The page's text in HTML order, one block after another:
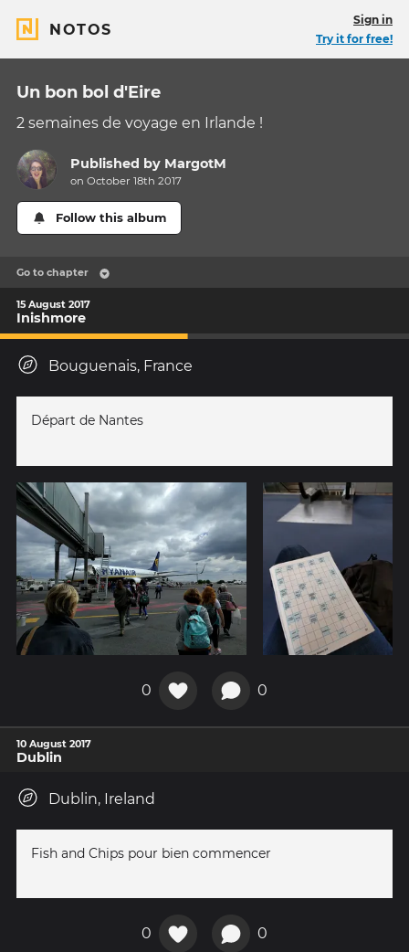
NOTOS
Sign in
Try it for free!
Un bon bol d'Eire
2 semaines de voyage en Irlande !
Published by MargotM
on October 18th 2017
Follow this album
Go to chapter
15 August 2017
Inishmore
Bouguenais, France
Départ de Nantes
0 0
10 August 2017
Dublin
Dublin, Ireland
Fish and Chips pour bien commencer
0 0